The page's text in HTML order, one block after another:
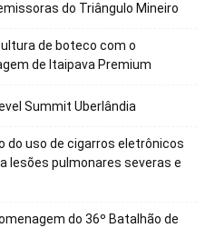
do Triângulo Mineiro
de boteco com o
de Itaipava Premium
Summit Uberlândia
do uso de cigarros eletrônicos
lesões pulmonares severas e
do 36º Batalhão de